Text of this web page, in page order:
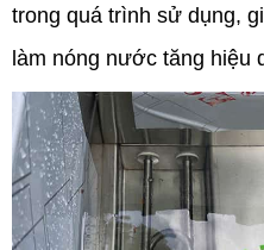
trong quá trình sử dụng,
làm nóng nước tăng hiệu